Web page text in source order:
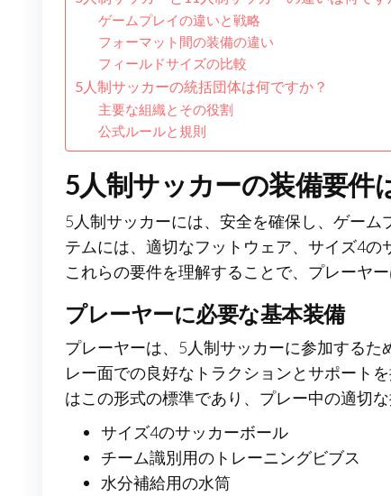
ゲームプレイの違いと戦略
フォーマット間の装備の違い
フィールドサイズの比較
5人制サッカーの統括団体は何ですか？
主要な組織とその役割
公式ルールと規則
5人制サッカーの装備要件
5人制サッカーには、安全を確保し、ゲー
テムには、適切なフットウェア、サイズ4の
これらの要件を理解することで、プレーヤ
プレーヤーに必要な基本装備
プレーヤーは、5人制サッカーに参加する
レー面での良好なトラクションとサポート
はこの形式の標準であり、プレー中の適切
サイズ4のサッカーボール
チーム識別用のトレーニングビブス
水分補給用の水筒